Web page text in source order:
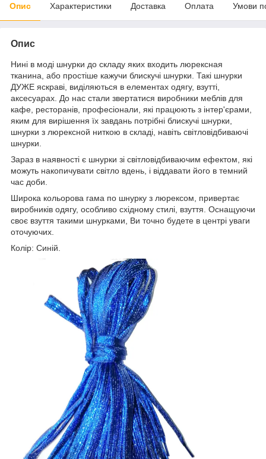
Опис Характеристики Доставка Оплата Умови
Опис
Нині в моді шнурки до складу яких входить люрексная
тканина, або простіше кажучи блискучі шнурки. Такі шнурки
ДУЖЕ яскраві, виділяються в елементах одягу, взутті,
аксесуарах. До нас стали звертатися виробники меблів для
кафе, ресторанів, професіонали, які працюють з інтер'єрами,
яким для вирішення їх завдань потрібні блискучі шнурки,
шнурки з люрексной ниткою в складі, навіть світловідбиваючі
шнурки.
Зараз в наявності є шнурки зі світловідбиваючим ефектом, які
можуть накопичувати світло вдень, і віддавати його в темний
час доби.
Широка кольорова гама по шнурку з люрексом, привертає
виробників одягу, особливо східному стилі, взуття. Оснащуючи
своє взуття такими шнурками, Ви точно будете в центрі уваги
оточуючих.
Колір: Синій.